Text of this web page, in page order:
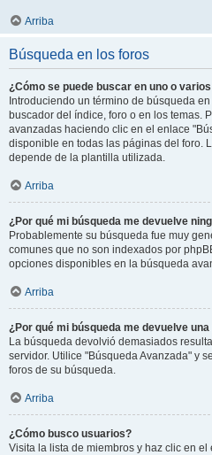
Arriba
Búsqueda en los foros
¿Cómo se puede buscar en uno o
Introduciendo un término de búsqueda
buscador del índice, foro o en los temas.
avanzadas haciendo clic en el enlace
disponible en todas las páginas del foro.
depende de la plantilla utilizada.
Arriba
¿Por qué mi búsqueda me devuelve
Probablemente su búsqueda fue muy
comunes que no son indexados por
opciones disponibles en la búsqueda
Arriba
¿Por qué mi búsqueda me devuelve
La búsqueda devolvió demasiados
servidor. Utilice "Búsqueda Avanzada" y
foros de su búsqueda.
Arriba
¿Cómo busco usuarios?
Visita la lista de miembros y haz clic en el